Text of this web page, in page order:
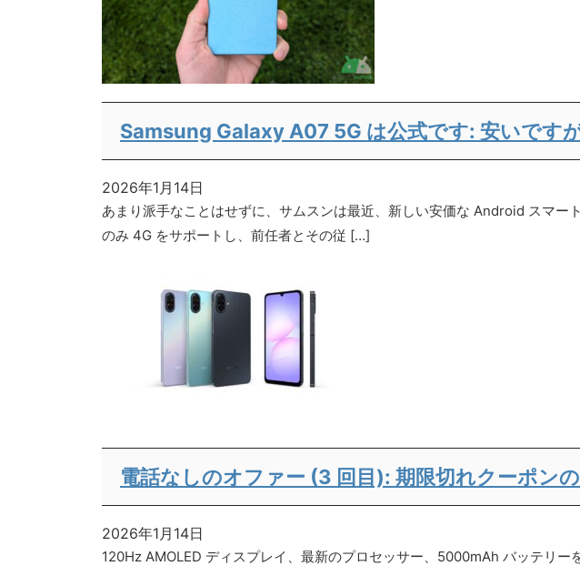
Samsung Galaxy A07 5G は公式です: 安いです
2026年1月14日
あまり派手なことはせずに、サムスンは最近、新しい安価な Android スマ
のみ 4G をサポートし、前任者とその従 […]
電話なしのオファー (3 回目): 期限切れクーポン
2026年1月14日
120Hz AMOLED ディスプレイ、最新のプロセッサー、5000mAh バッテリ